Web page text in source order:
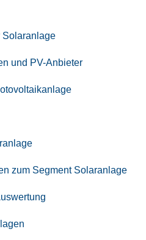
Solaranlage
und PV-Anbieter
zum Seg­ment Solaranlage